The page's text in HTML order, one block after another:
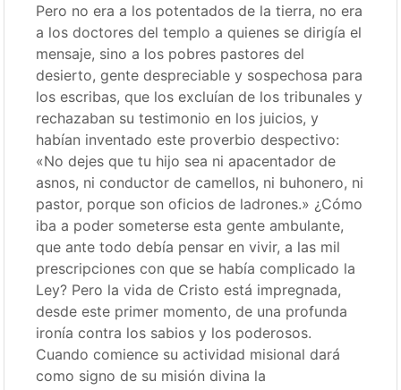
Pero no era a los potentados de la tierra, no era
a los doctores del templo a quienes se dirigía el
mensaje, sino a los pobres pastores del
desierto, gente despreciable y sospechosa para
los escribas, que los excluían de los tribunales y
rechazaban su testimonio en los juicios, y
habían inventado este proverbio despectivo:
«No dejes que tu hijo sea ni apacentador de
asnos, ni conductor de camellos, ni buhonero, ni
pastor, porque son oficios de ladrones.» ¿Cómo
iba a poder someterse esta gente ambulante,
que ante todo debía pensar en vivir, a las mil
prescripciones con que se había complicado la
Ley? Pero la vida de Cristo está impregnada,
desde este primer momento, de una profunda
ironía contra los sabios y los poderosos.
Cuando comience su actividad misional dará
como signo de su misión divina la